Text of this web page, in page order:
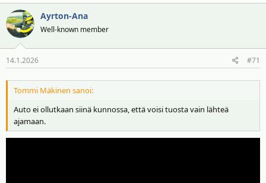
Ayrton-Ana
Well-known member
14.1.2026 #71
Tommi Mäkinen sanoi:
Auto ei ollutkaan siinä kunnossa, että voisi tuosta vain lähteä
ajamaan.